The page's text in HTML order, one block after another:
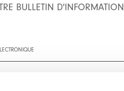
BULLETIN D'INFORMATION